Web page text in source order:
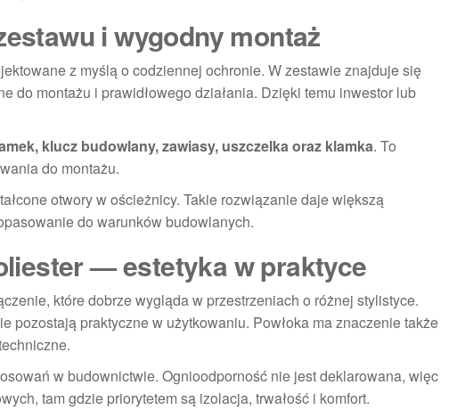
i wygodny montaż
z myślą o codziennej ochronie. W zestawie znajduje się
do montażu i prawidłowego działania. Dzięki temu inwestor lub
klucz budowlany, zawiasy, uszczelka oraz klamka. To
do montażu.
otwory w ościeżnicy. Takie rozwiązanie daje większą
do warunków budowlanych.
— estetyka w praktyce
które dobrze wygląda w przestrzeniach o różnej stylistyce.
praktyczne w użytkowaniu. Powłoka ma znaczenie także
w budownictwie. Ognioodporność nie jest deklarowana, więc
tam gdzie priorytetem są izolacja, trwałość i komfort.